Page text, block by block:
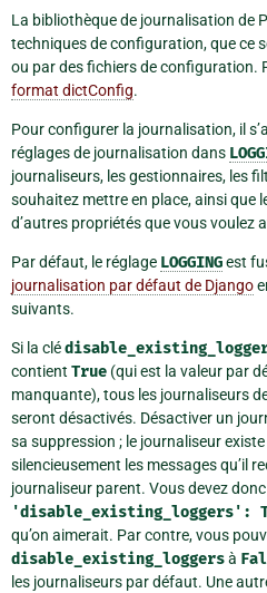
La bibliothèque de journalisation de
techniques de configuration, que ce
ou par des fichiers de configuration.
format dictConfig.
Pour configurer la journalisation, il
réglages de journalisation dans
journaliseurs, les gestionnaires, les
souhaitez mettre en place, ainsi que
d’autres propriétés que vous voulez
Par défaut, le réglage LOGGINGest
journalisation par défaut de Django
suivants.
Si la clé
contient True (qui est la valeur par
manquante), tous les journaliseurs
seront désactivés. Désactiver un
sa suppression ; le journaliseur
silencieusement les messages qu’il
journaliseur parent. Vous devez
'disable_existing_loggers':
qu’on aimerait. Par contre, vous
disable_existing_loggersà
les journaliseurs par défaut. Une